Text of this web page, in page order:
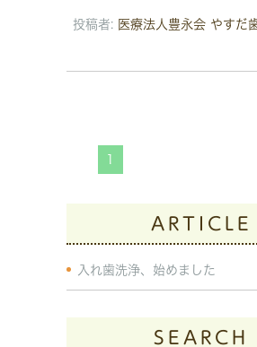
投稿者: 医療法人豊永会 やすだ
ARTICLE
入れ歯洗浄、始めました
SEARCH